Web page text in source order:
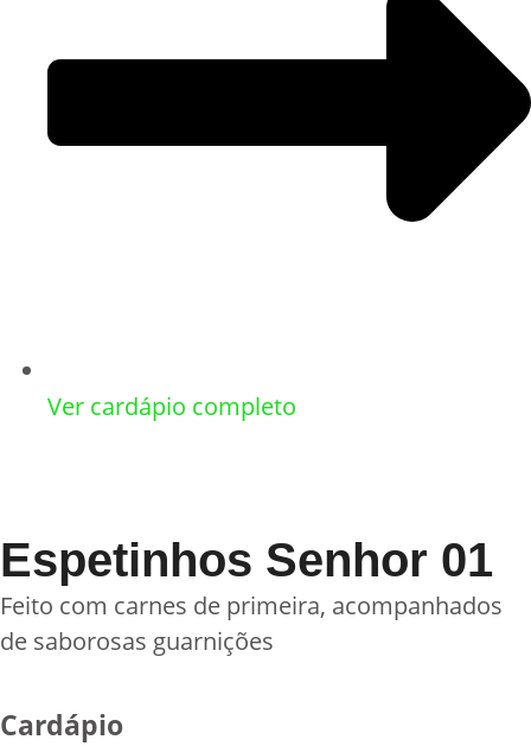
Ver cardápio completo
Espetinhos Senhor 01
Feito com carnes de primeira, acompanhados
de saborosas guarnições
Cardápio